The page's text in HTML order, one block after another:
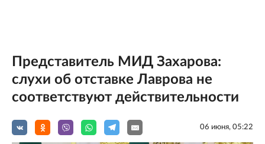
Представитель МИД Захарова:
слухи об отставке Лаврова не
соответствуют действительности
06 июня, 05:22